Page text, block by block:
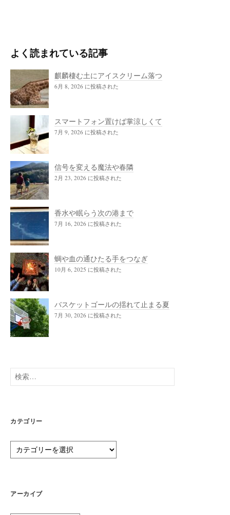
よく読まれている記事
麒麟棲む土にアイスクリーム落つ
6月 8, 2026 に投稿された
スマートフォン置けば掌涼しくて
7月 9, 2026 に投稿された
信号を変える魔法や春隣
2月 23, 2026 に投稿された
香水や眠らう次の港まで
7月 16, 2026 に投稿された
蜩や血の通ひたる手をつなぎ
10月 6, 2025 に投稿された
バスケットゴールの揺れて止まる夏
7月 30, 2026 に投稿された
検
索:
カテゴリー
カ
テ
ー
アーカイブ